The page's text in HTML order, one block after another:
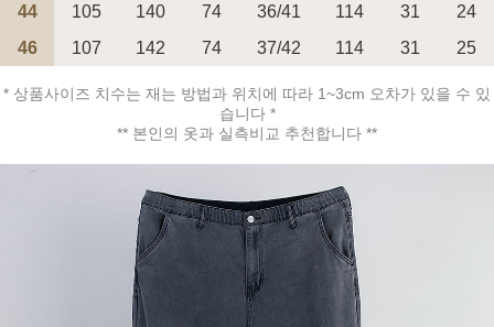
페이코 ID로 페
PAYCO 바로구매
44
105 140 74 36/41 114 31
24
46
107 142 74 37/42 114 31 25
* 상품사이즈 치수는 재는 방법과 위치에 따라 1~3cm 오차가 있을 수 있
습니다 *
** 본인의 옷과 실측비교 추천합니다 **